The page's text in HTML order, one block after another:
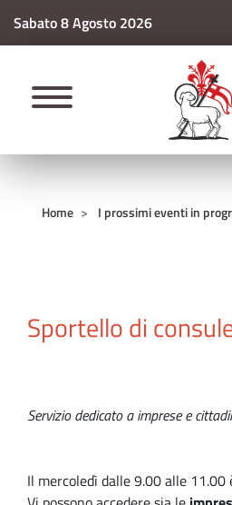
Sabato 8 Agosto 2026
Home I prossimi eventi in
Sportello di
Servizio dedicato a imprese e
Il mercoledì dalle 9.00 alle